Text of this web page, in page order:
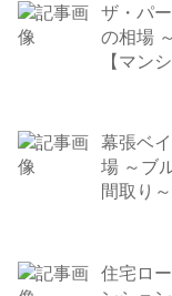
ザ・パ
の相場
【マン
幕張ベ
場 ～ブ
間取り
住宅ロ